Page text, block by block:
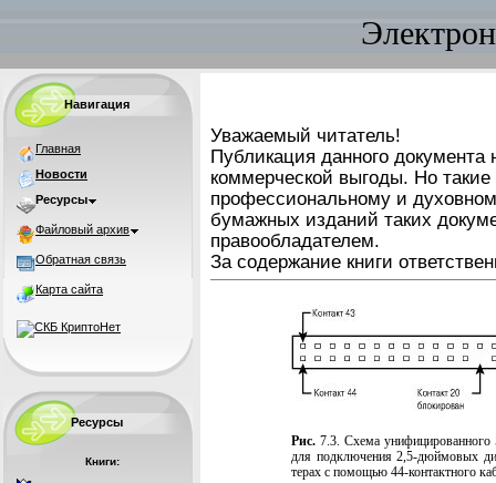
Навигация
Главная
Новости
Ресурсы
Файловый архив
Обратная связь
Карта сайта
Ресурсы
Книги:
Уважаемый читатель!
Публикация данного документа
коммерческой выгоды. Но
профессиональному и
бумажных изданий таких
правообладателем.
За содержание книги
Рис.7.3. Схема унифицированного
для подключения 2,5-дюймовых
терах с помощью 44-контактного